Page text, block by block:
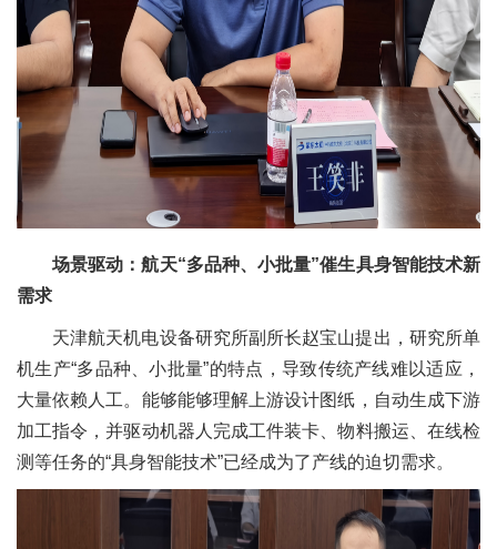
场景驱动：航天“多品种、小批量”催生具身智能技术新
需求
天津航天机电设备研究所副所长赵宝山提出，研究所单
机生产“多品种、小批量”的特点，导致传统产线难以适应，
大量依赖人工。能够能够理解上游设计图纸，自动生成下游
加工指令，并驱动机器人完成工件装卡、物料搬运、在线检
测等任务的“具身智能技术”已经成为了产线的迫切需求。